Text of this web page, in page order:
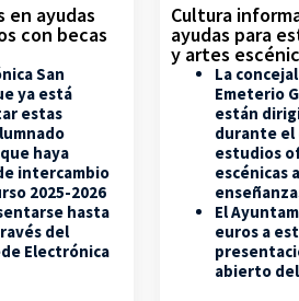
en ayudas
con becas
San
ya está
estas
haya
intercambio
2025-2026
hasta
del
Electrónica
Cultura
ayudas para
y artes
La
Emeterio
están
durante el
estudios
escénicas
El
euros a
abierto